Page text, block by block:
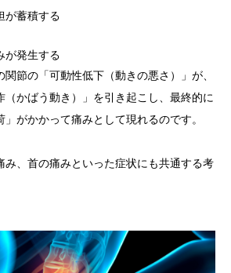
が蓄積する
が発生する
関節の 「可動性低下（動きの悪さ）」 が、
（かばう動き）」 を引き起こし、最終的に
」 がかかって痛みとして現れるのです。
み、 首の痛みといった症状にも共通する考